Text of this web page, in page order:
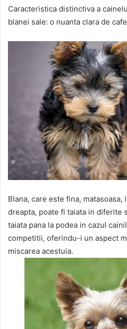
Caracteristica distinctiva a
blanei sale: o nuanta clara de
Blana, care este fina, matasoasa,
dreapta, poate fi taiata in diferite
taiata pana la podea in cazul
competitii, oferindu-i un aspect
miscarea acestuia.